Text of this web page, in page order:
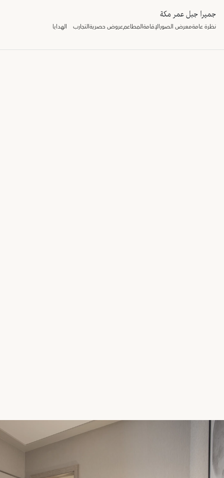
جميرا جبل عمر مكة
نظرة عامةمعرض الصورالإقامةالمطاعمعروض حصريةالتجارب الهدايا